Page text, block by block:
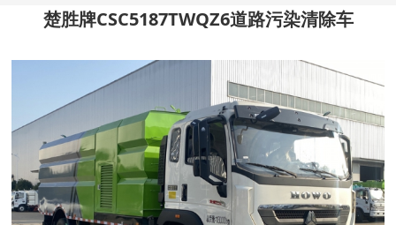
楚胜牌CSC5187TWQZ6道路污染清除车